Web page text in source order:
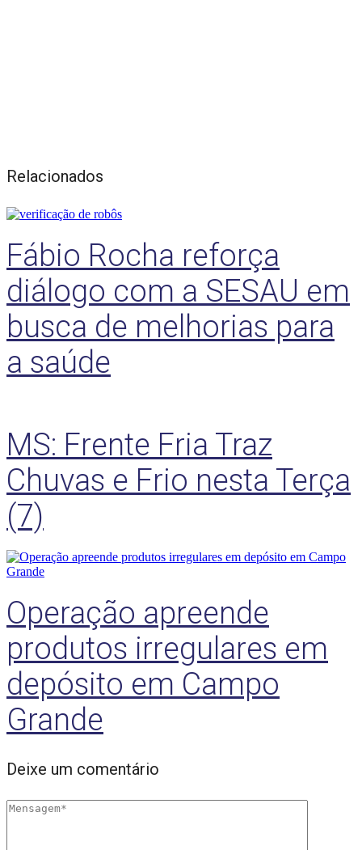
Relacionados
Fábio Rocha reforça
diálogo com a SESAU em
busca de melhorias para
a saúde
MS: Frente Fria Traz
Chuvas e Frio nesta Terça
(7)
Operação apreende
produtos irregulares em
depósito em Campo
Grande
Deixe um comentário